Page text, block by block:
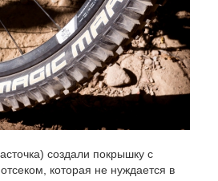
создали покрышку с
которая не нуждается в